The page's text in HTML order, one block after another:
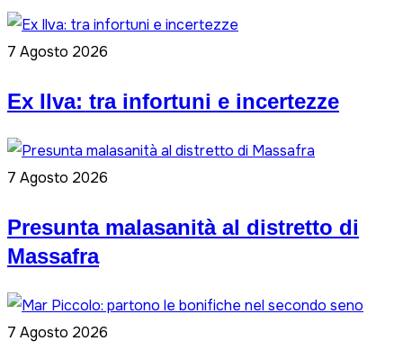
7 Agosto 2026
Ex Ilva: tra infortuni e incertezze
7 Agosto 2026
Presunta malasanità al distretto di
Massafra
7 Agosto 2026